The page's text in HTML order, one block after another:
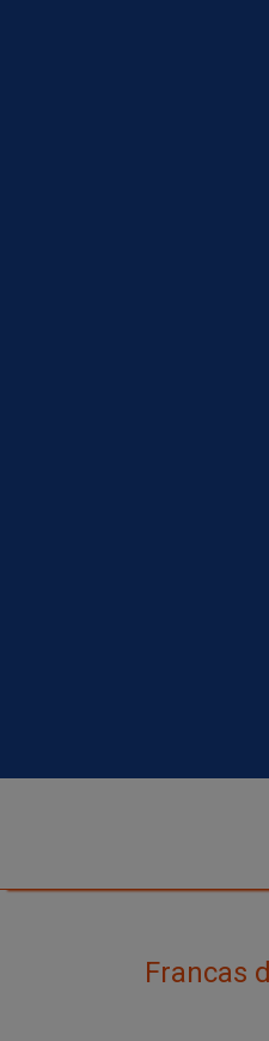
Francas